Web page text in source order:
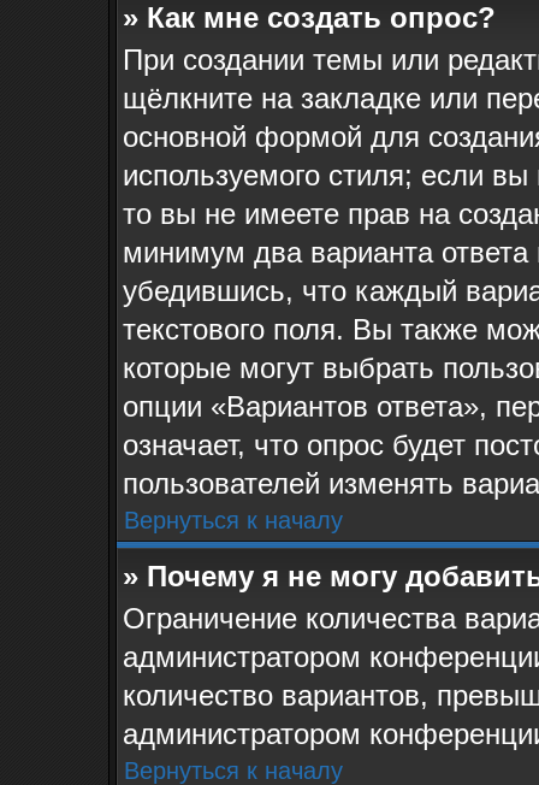
» Как мне создать опрос?
При создании темы или
щёлкните на закладке или
основной формой для
используемого стиля; если
то вы не имеете прав на
минимум два варианта
убедившись, что каждый
текстового поля. Вы также
которые могут выбрать
опции «Вариантов ответа»,
означает, что опрос будет
пользователей изменять
Вернуться к началу
» Почему я не могу
Ограничение количества
администратором
количество вариантов,
администратором
Вернуться к началу